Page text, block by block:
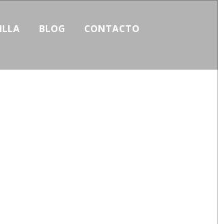
BLOG CONTACTO